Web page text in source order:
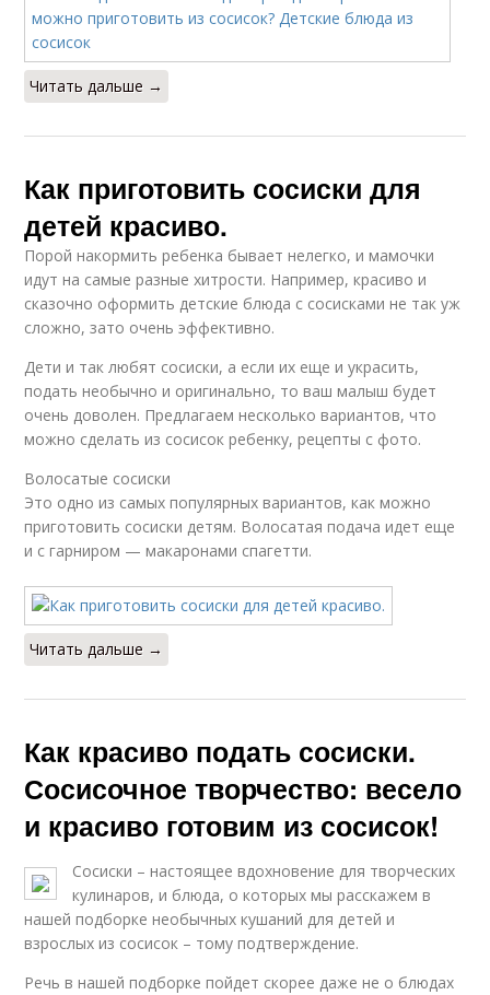
Читать дальше →
Как приготовить сосиски для
детей красиво.
Порой накормить ребенка бывает нелегко, и мамочки
идут на самые разные хитрости. Например, красиво и
сказочно оформить детские блюда с сосисками не так уж
сложно, зато очень эффективно.
Дети и так любят сосиски, а если их еще и украсить,
подать необычно и оригинально, то ваш малыш будет
очень доволен. Предлагаем несколько вариантов, что
можно сделать из сосисок ребенку, рецепты с фото.
Волосатые сосиски
Это одно из самых популярных вариантов, как можно
приготовить сосиски детям. Волосатая подача идет еще
и с гарниром — макаронами спагетти.
Читать дальше →
Как красиво подать сосиски.
Сосисочное творчество: весело
и красиво готовим из сосисок!
Сосиски – настоящее вдохновение для творческих
кулинаров, и блюда, о которых мы расскажем в
нашей подборке необычных кушаний для детей и
взрослых из сосисок – тому подтверждение.
Речь в нашей подборке пойдет скорее даже не о блюдах